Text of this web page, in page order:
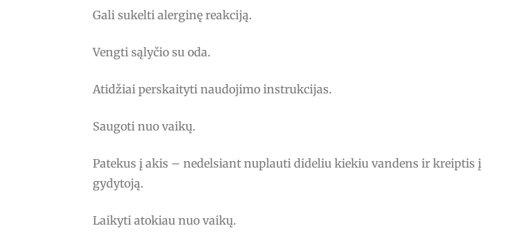
Gali sukelti alerginę reakciją.
Vengti sąlyčio su oda.
Atidžiai perskaityti naudojimo instrukcijas.
Saugoti nuo vaikų.
Patekus į akis – nedelsiant nuplauti dideliu kiekiu vandens ir kreiptis į
gydytoją.
Laikyti atokiau nuo vaikų.